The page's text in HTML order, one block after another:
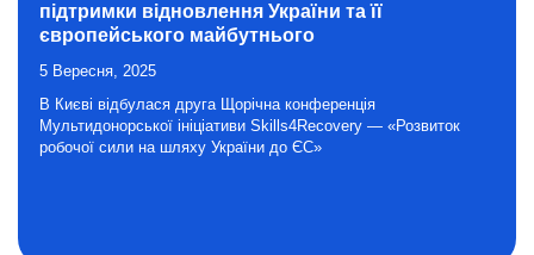
підтримки відновлення України та її
європейського майбутнього
5 Вересня, 2025
В Києві відбулася друга Щорічна конференція
Мультидонорської ініціативи Skills4Recovery — «Розвиток
робочої сили на шляху України до ЄС»